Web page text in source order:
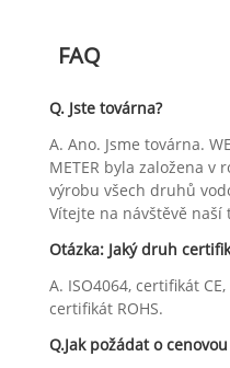
FAQ
Q. Jste továrna?
A. Ano. Jsme továrna.
METER byla založena v
výrobu všech druhů
Vítejte na návštěvě naší
Otázka: Jaký druh
A. ISO4064, certifikát
certifikát ROHS.
Q.Jak požádat o